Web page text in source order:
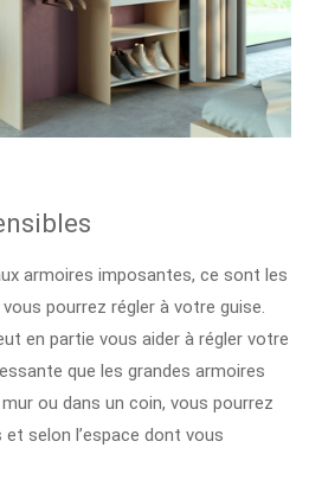
armoires imposantes, ce sont les
vous pourrez régler à votre guise.
en partie vous aider à régler votre
que les grandes armoires
ou dans un coin, vous pourrez
selon l’espace dont vous